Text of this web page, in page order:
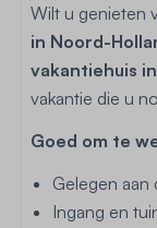
Wilt u genieten
in Noord-
vakantiehuis
vakantie die u
Goed om te
Gelegen aan
Ingang en